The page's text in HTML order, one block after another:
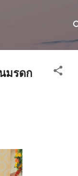
มรดก